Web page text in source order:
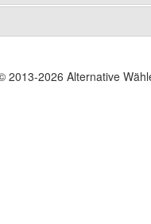
2013-2026 Alternative